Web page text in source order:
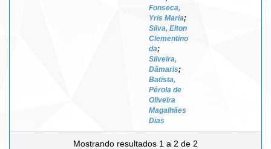
Fonseca,
Yris Maria;
Silva, Elton
Clementino
da;
Silveira,
Dâmaris;
Batista,
Pérola de
Oliveira
Magalhães
Dias
Mostrando resultados 1 a 2 de 2